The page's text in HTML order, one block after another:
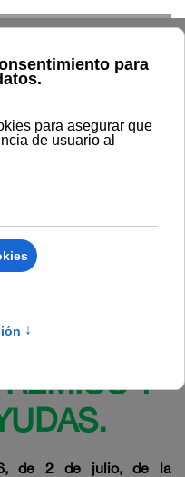
177/2026, de 2 de
Andalucía, por la que se
a la movilidad durante el
para su
y Servicios.
Y
de 2 de julio, de la